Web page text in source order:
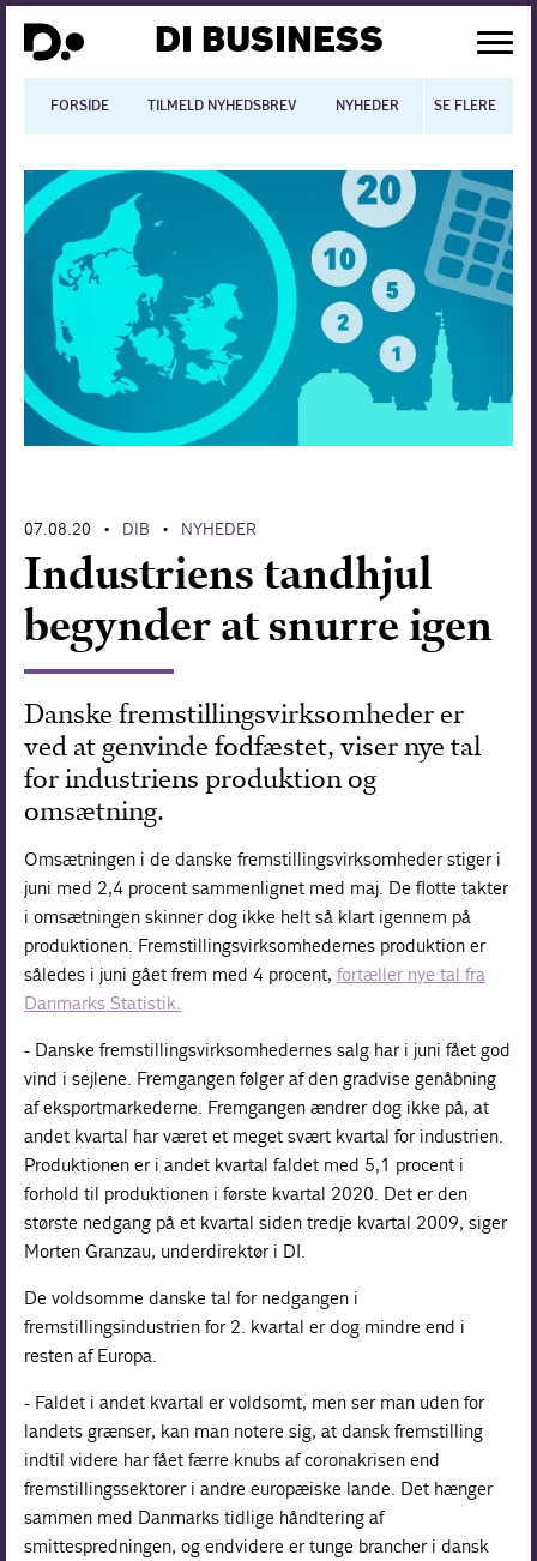
DI BUSINESS
FORSIDE TILMELD NYHEDSBREV NYHEDER BLOGS
SE FLERE
Dansk økonomi
Digitalisering
International økonomi
Arbejdsmiljø
Arbejdsmarkedet
Europapolitik
Forskning
07.08.20 • DIB • NYHEDER
Industriens tandhjul
begynder at snurre igen
Danske fremstillingsvirksomheder er
ved at genvinde fodfæstet, viser nye tal
for industriens produktion og
omsætning.
Omsætningen i de danske fremstillingsvirksomheder stiger i
juni med 2,4 procent sammenlignet med maj. De flotte takter
i omsætningen skinner dog ikke helt så klart igennem på
produktionen. Fremstillingsvirksomhedernes produktion er
således i juni gået frem med 4 procent,fortæller nye tal fra
Danmarks Statistik.
- Danske fremstillingsvirksomhedernes salg har i juni fået god
vind i sejlene. Fremgangen følger af den gradvise genåbning
af eksportmarkederne. Fremgangen ændrer dog ikke på, at
andet kvartal har været et meget svært kvartal for industrien.
Produktionen er i andet kvartal faldet med 5,1 procent i
forhold til produktionen i første kvartal 2020. Det er den
største nedgang på et kvartal siden tredje kvartal 2009, siger
Morten Granzau, underdirektør i DI.
De voldsomme danske tal for nedgangen i
fremstillingsindustrien for 2. kvartal er dog mindre end i
resten af Europa.
- Faldet i andet kvartal er voldsomt, men ser man uden for
landets grænser, kan man notere sig, at dansk fremstilling
indtil videre har fået færre knubs af coronakrisen end
fremstillingssektorer i andre europæiske lande. Det hænger
sammen med Danmarks tidlige håndtering af
smittespredningen, og endvidere er tunge brancher i dansk